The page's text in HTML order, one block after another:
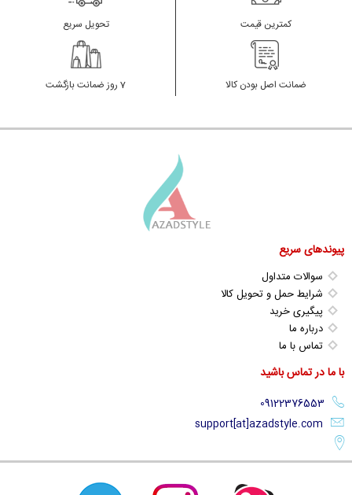
کمترین قیمت تحویل سریع
ضمانت اصل بودن کالا 7 روز ضمانت بازگشت
پیوندهای سریع
سوالات متداول
شرایط حمل و تحویل کالا
پیگیری خرید
درباره ما
تماس با ما
با ما در تماس باشید
support[at]azadstyle.com